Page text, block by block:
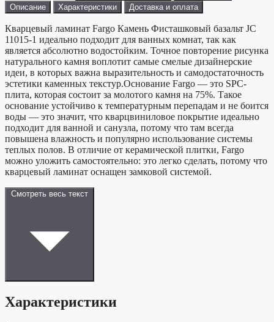
Описание
Характеристики Доставка и оплата
Кварцевый ламинат Fargo Камень Фисташковый базальт JC
11015-1 идеально подходит для ванных комнат, так как
является абсолютно водостойким. Точное повторение рисунка
натурального камня воплотит самые смелые дизайнерские
идеи, в которых важна выразительность и самодостаточность
эстетики каменных текстур.Основание Fargo — это SPC-
плита, которая состоит за молотого камня на 75%. Такое
основание устойчиво к температурным перепадам и не боится
воды — это значит, что кварцвиниловое покрытие идеально
подходит для ванной и санузла, потому что там всегда
повышена влажность и популярно использование системы
теплых полов. В отличие от керамической плитки, Fargo
можно уложить самостоятельно: это легко сделать, потому что
кварцевый ламинат оснащен замковой системой.
Смотреть весь текст
Характеристики